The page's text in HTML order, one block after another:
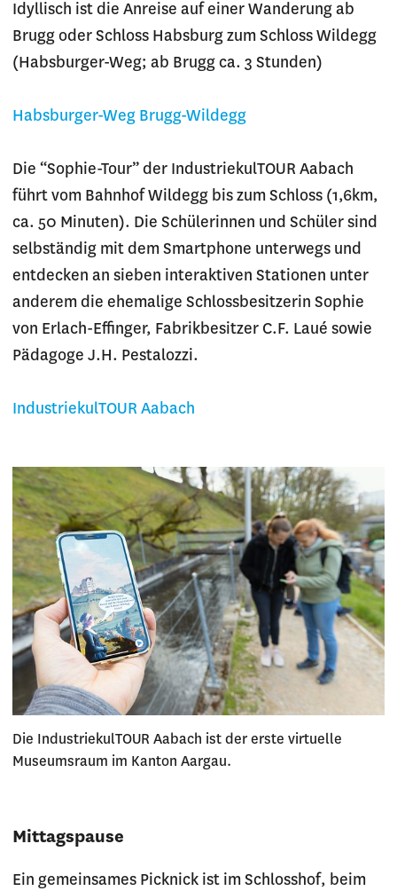
Idyllisch ist die Anreise auf einer Wanderung ab
Brugg oder Schloss Habsburg zum Schloss Wildegg
(Habsburger-Weg; ab Brugg ca. 3 Stunden)
Habsburger-Weg Brugg-Wildegg
Die “Sophie-Tour” der IndustriekulTOUR Aabach
führt vom Bahnhof Wildegg bis zum Schloss (1,6km,
ca. 50 Minuten). Die Schülerinnen und Schüler sind
selbständig mit dem Smartphone unterwegs und
entdecken an sieben interaktiven Stationen unter
anderem die ehemalige Schlossbesitzerin Sophie
von Erlach-Effinger, Fabrikbesitzer C.F. Laué sowie
Pädagoge J.H. Pestalozzi.
IndustriekulTOUR Aabach
Die IndustriekulTOUR Aabach ist der erste virtuelle
Museumsraum im Kanton Aargau.
Mittagspause
Ein gemeinsames Picknick ist im Schlosshof, beim